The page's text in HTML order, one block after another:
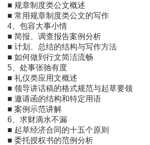
■ 规章制度类公文概述
■ 常用规章制度类公文的写作
4、包容大事小情
■ 简报、调查报告案例分析
■ 计划、总结的结构与写作方法
■ 如何做到行文简洁流畅
5、处事张驰有度
■ 礼仪类应用文概述
■ 领导讲话稿的格式规范与起草要领
■ 邀请函的结构和特定用语
■ 案例示范讲解
6、求财滴水不漏
■ 起草经济合同的十五个原则
■ 委托授权书的范例分析